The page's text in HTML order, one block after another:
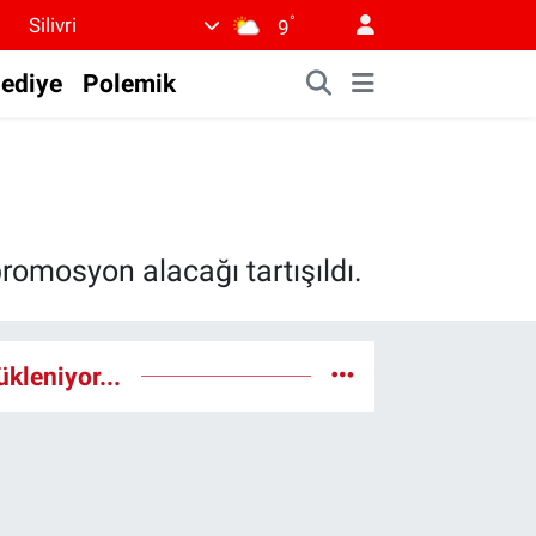
Silivri 9°
Polemik
alacağı tartışıldı.